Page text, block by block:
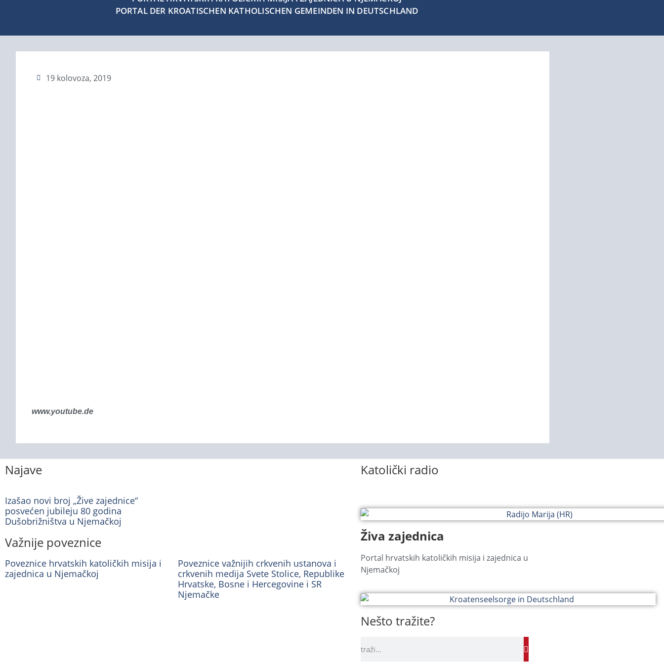
PORTAL DER KROATISCHEN KATHOLISCHEN GEMEINDEN IN DEUTSCHLAND
19 kolovoza, 2019
www.youtube.de
Najave
Izašao novi broj „Žive zajednice“
posvećen jubileju 80 godina
Dušobrižništva u Njemačkoj
Važnije poveznice
Poveznice hrvatskih katoličkih misija i
zajednica u Njemačkoj
Poveznice važnijih crkvenih ustanova i
crkvenih medija Svete Stolice, Republike
Hrvatske, Bosne i Hercegovine i SR
Njemačke
Katolički radio
Živa zajednica
Portal hrvatskih katoličkih misija i zajednica u
Njemačkoj
Nešto tražite?